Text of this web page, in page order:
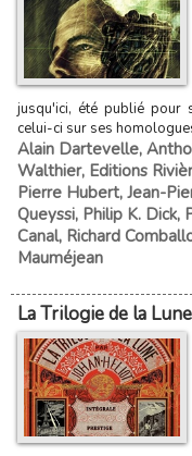
jusqu'ici, été publié pour
celui-ci sur ses
Alain Dartevelle,
Walthier, Editions
Pierre Hubert, Jean-
Queyssi, Philip K. Dick,
Canal, Richard
Mauméjean
La Trilogie de la